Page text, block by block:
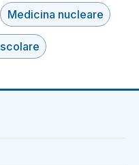
Medicina nucleare